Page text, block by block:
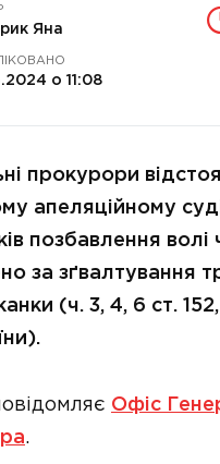
Яна
о 11:08
прокурори
апеляційному
позбавлення волі
за зґвалтування
(ч. 3, 4, 6 ст. 152,
Офіс
.